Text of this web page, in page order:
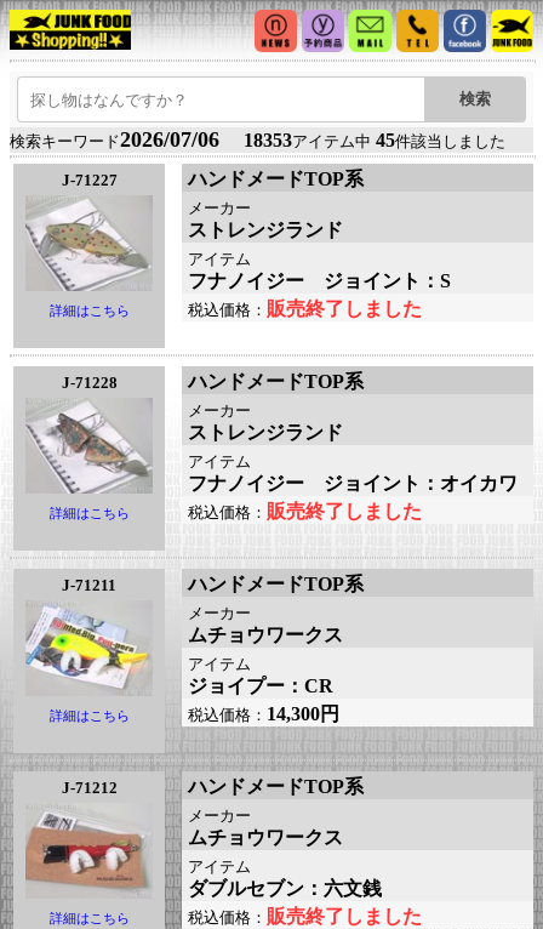
検索キーワード2026/07/06 18353アイテム中 45件該当しました
J-71227
詳細はこちら
ハンドメードTOP系
メーカー
ストレンジランド
アイテム
フナノイジー ジョイント：S
税込価格： 販売終了しました
J-71228
詳細はこちら
ハンドメードTOP系
メーカー
ストレンジランド
アイテム
フナノイジー ジョイント：オイカワ
税込価格： 販売終了しました
J-71211
詳細はこちら
ハンドメードTOP系
メーカー
ムチョウワークス
アイテム
ジョイプー：CR
税込価格： 14,300円
J-71212
詳細はこちら
ハンドメードTOP系
メーカー
ムチョウワークス
アイテム
ダブルセブン：六文銭
税込価格： 販売終了しました